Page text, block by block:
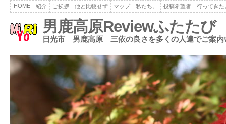
HOME 紹介 ご挨拶 他と比較せず マップ 私たち。 投稿希望者 行ってきた
男鹿高原Reviewふたたび
日光市 男鹿高原 三依の良さを多くの人達でご案